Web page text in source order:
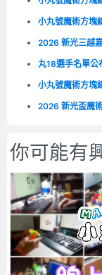
小丸號魔術方塊
2026 新光三越
丸18選手名單公
小丸號魔術方塊
2026 新光盃魔
你可能有